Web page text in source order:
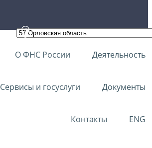
О ФНС России Деятельность
Сервисы и госуслуги Документы
Контакты ENG